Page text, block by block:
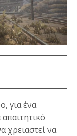
για ένα
χρειαστεί να